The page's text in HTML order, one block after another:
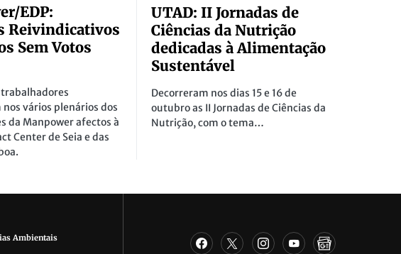
EDP:
Reivindicativos
Sem Votos
trabalhadores
vários plenários dos
da Manpower afectos à
Center de Seia e das
UTAD: II Jornadas de
Ciências da Nutrição
dedicadas à Alimentação
Sustentável
Decorreram nos dias 15 e 16 de
outubro as II Jornadas de Ciências da
Nutrição, com o tema…
Ambientais